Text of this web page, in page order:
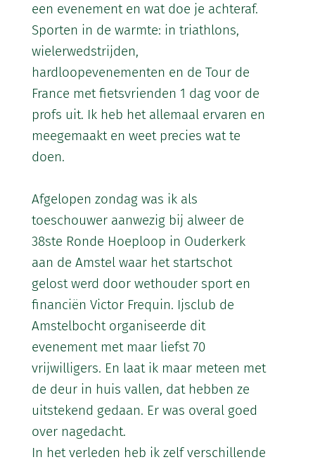
een evenement en wat doe je achteraf.
Sporten in de warmte: in triathlons,
wielerwedstrijden,
hardloopevenementen en de Tour de
France met fietsvrienden 1 dag voor de
profs uit. Ik heb het allemaal ervaren en
meegemaakt en weet precies wat te
doen.
Afgelopen zondag was ik als
toeschouwer aanwezig bij alweer de
38ste Ronde Hoeploop in Ouderkerk
aan de Amstel waar het startschot
gelost werd door wethouder sport en
financiën Victor Frequin. Ijsclub de
Amstelbocht organiseerde dit
evenement met maar liefst 70
vrijwilligers. En laat ik maar meteen met
de deur in huis vallen, dat hebben ze
uitstekend gedaan. Er was overal goed
over nagedacht.
In het verleden heb ik zelf verschillende